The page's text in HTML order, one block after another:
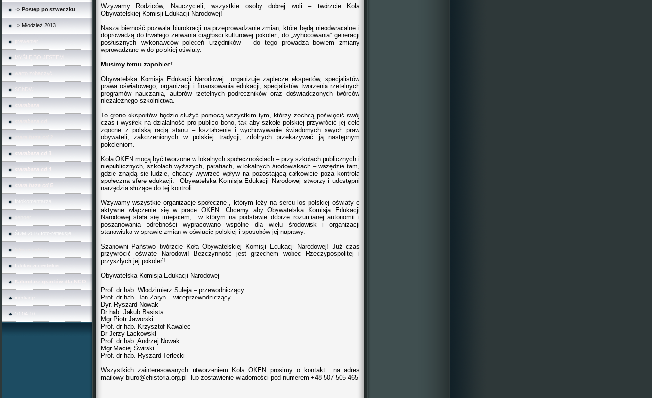
=> Postęp po szwedzku
=> Młodzież 2013
prewenter
MYŠLĘ BO JESTEM
warto zobaczyć
SChDW
starabaza
starabaza cd 3
starabaza cd 4
stara baza cd 5
fotokomentarze
ŚDM 2016 foto-refleksje
Edukacja medialna
Kalendarz grantów dla NGO
mediacje
10.04.10
Wzywamy Rodziców, Nauczycieli, wszystkie osoby dobrej woli – twórzcie Koła
Obywatelskiej Komisji Edukacji Narodowej!
Nasza bierność pozwala biurokracji na przeprowadzanie zmian, które będą nieodwracalne i
doprowadzą do trwałego zerwania ciągłości kulturowej pokoleń, do „wyhodowania” generacji
posłusznych wykonawców poleceń urzędników – do tego prowadzą bowiem zmiany
wprowadzane w do polskiej oświaty.
Musimy temu zapobiec!
Obywatelska Komisja Edukacji Narodowej organizuje zaplecze ekspertów, specjalistów
prawa oświatowego, organizacji i finansowania edukacji, specjalistów tworzenia rzetelnych
programów nauczania, autorów rzetelnych podręczników oraz doświadczonych twórców
niezależnego szkolnictwa.
To grono ekspertów będzie służyć pomocą wszystkim tym, którzy zechcą poświęcić swój
czas i wysiłek na działalność pro publico bono, tak aby szkole polskiej przywrócić jej cele
zgodne z polską racją stanu – kształcenie i wychowywanie świadomych swych praw
obywateli, zakorzenionych w polskiej tradycji, zdolnych przekazywać ją następnym
pokoleniom.
Koła OKEN mogą być tworzone w lokalnych społecznościach – przy szkołach publicznych i
niepublicznych, szkołach wyższych, parafiach, w lokalnych środowiskach – wszędzie tam,
gdzie znajdą się ludzie, chcący wywrzeć wpływ na pozostającą całkowicie poza kontrolą
społeczną sferę edukacji. Obywatelska Komisja Edukacji Narodowej stworzy i udostępni
narzędzia służące do tej kontroli.
Wzywamy wszystkie organizacje społeczne , którym leży na sercu los polskiej oświaty o
aktywne włączenie się w prace OKEN. Chcemy aby Obywatelska Komisja Edukacji
Narodowej stała się miejscem, w którym na podstawie dobrze rozumianej autonomii i
poszanowania odrębności wypracowano wspólne dla wielu środowisk i organizacji
stanowisko w sprawie zmian w oświacie polskiej i sposobów jej naprawy.
Szanowni Państwo twórzcie Koła Obywatelskiej Komisji Edukacji Narodowej! Już czas
przywrócić oświatę Narodowi! Bezczynność jest grzechem wobec Rzeczypospolitej i
przyszłych jej pokoleń!
Obywatelska Komisja Edukacji Narodowej
Prof. dr hab. Włodzimierz Suleja – przewodniczący
Prof. dr hab. Jan Żaryn – wiceprzewodniczący
Dyr. Ryszard Nowak
Dr hab. Jakub Basista
Mgr Piotr Jaworski
Prof. dr hab. Krzysztof Kawalec
Dr Jerzy Lackowski
Prof. dr hab. Andrzej Nowak
Mgr Maciej Świrski
Prof. dr hab. Ryszard Terlecki
Wszystkich zainteresowanych utworzeniem Koła OKEN prosimy o kontakt na adres
mailowy biuro@ehistoria.org.pl lub zostawienie wiadomości pod numerem +48 507 505 465